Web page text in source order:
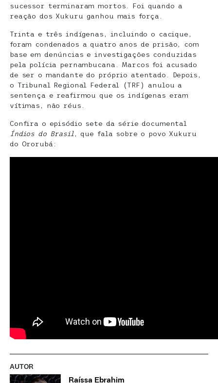
sucessor terminaram mortos. Foi quando a
reação dos Xukuru ganhou mais força.
Trinta e três indígenas, incluindo o cacique,
foram condenados a quatro anos de prisão, com
base em denúncias e investigações conduzidas
pela polícia pernambucana. Marcos foi acusado
de ser o mandante do próprio atentado. Depois,
o Tribunal Regional Federal (TRF) anulou a
sentença e reafirmou que os indígenas eram
vítimas, não réus.
Confira o episódio sete da série documental
Índios do Brasil, que fala sobre o povo Xukuru
do Ororubá:
AUTOR
Raíssa Ebrahim